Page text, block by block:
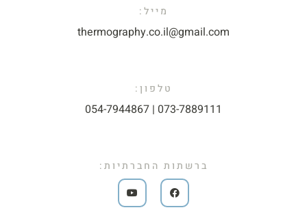
מייל:​
thermography.co.il@gmail.com​
טלפון:
073-7889111 | 054-7944867​
ברשתות החברתיות: